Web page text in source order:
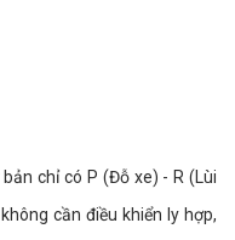
chỉ có P (Đỗ xe) - R (Lùi
cần điều khiển ly hợp,